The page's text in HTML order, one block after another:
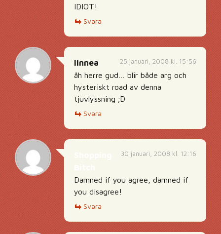
IDIOT!
Svara
25 januari, 2008 kl. 15:56
linnea
åh herre gud… blir både arg och
hysteriskt road av denna
tjuvlyssning ;D
Svara
30 januari, 2008 kl. 12:16
Damned if you agree, damned if
you disagree!
Svara